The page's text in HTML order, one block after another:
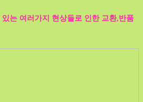
는 여러가지 현상들로 인한 교환,반품